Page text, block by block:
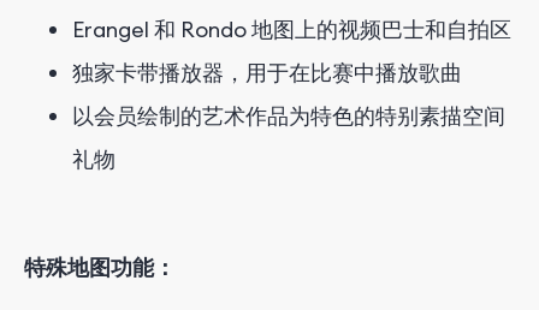
Erangel 和 Rondo 地图上的视频巴士和自拍区
独家卡带播放器，用于在比赛中播放歌曲
以会员绘制的艺术作品为特色的特别素描空间
礼物
特殊地图功能：